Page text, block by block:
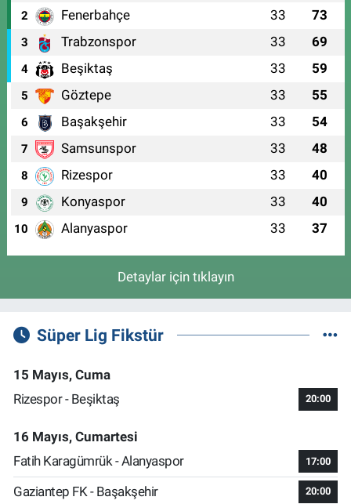
2 Fenerbahçe 33 73
3 Trabzonspor 33 69
4 Beşiktaş 33 59
5 Göztepe 33 55
6 Başakşehir 33 54
7 Samsunspor 33 48
8 Rizespor 33 40
9 Konyaspor 33 40
10 Alanyaspor 33 37
Detaylar için tıklayın
Süper Lig Fikstür
15 Mayıs, Cuma
Rizespor - Beşiktaş
20:00
16 Mayıs, Cumartesi
Fatih Karagümrük - Alanyaspor
17:00
Gaziantep FK - Başakşehir 20:00